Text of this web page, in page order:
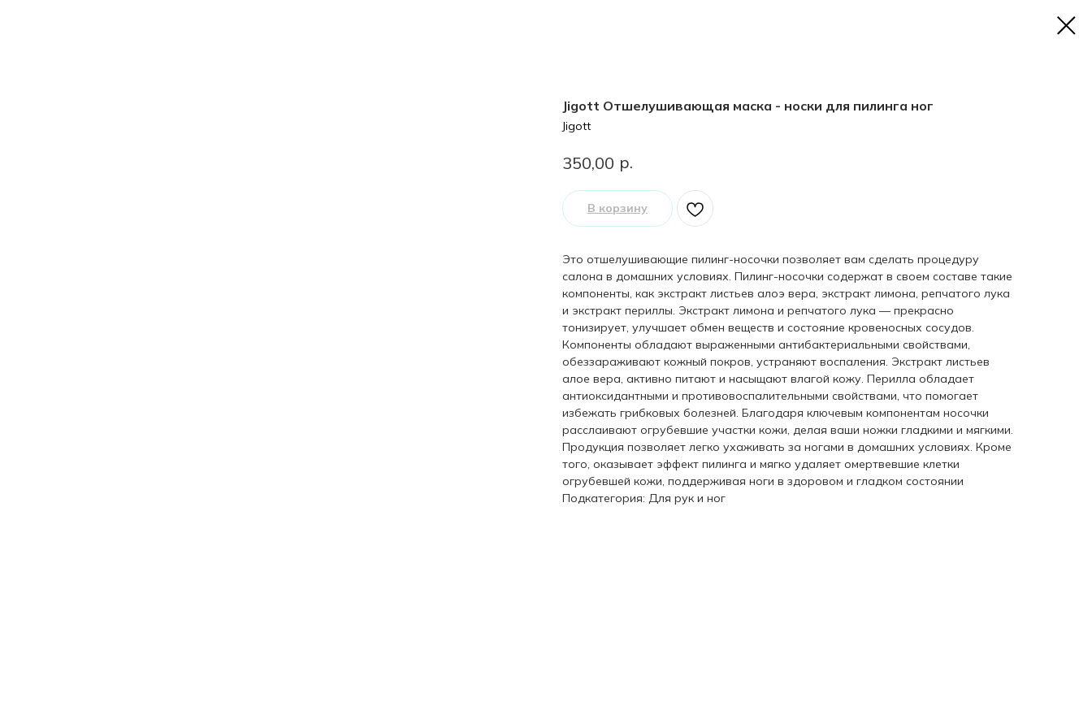
Jigott Отшелушивающая маска - носки для пилинга ног
Jigott
350,00 р.
В корзину
Это отшелушивающие пилинг-носочки позволяет вам сделать процедуру
салона в домашних условиях. Пилинг-носочки содержат в своем составе такие
компоненты, как экстракт листьев алоэ вера, экстракт лимона, репчатого лука
и экстракт периллы. Экстракт лимона и репчатого лука — прекрасно
тонизирует, улучшает обмен веществ и состояние кровеносных сосудов.
Компоненты обладают выраженными антибактериальными свойствами,
обеззараживают кожный покров, устраняют воспаления. Экстракт листьев
алое вера, активно питают и насыщают влагой кожу. Перилла обладает
антиоксидантными и противовоспалительными свойствами, что помогает
избежать грибковых болезней. Благодаря ключевым компонентам носочки
расслаивают огрубевшие участки кожи, делая ваши ножки гладкими и мягкими.
Продукция позволяет легко ухаживать за ногами в домашних условиях. Кроме
того, оказывает эффект пилинга и мягко удаляет омертвевшие клетки
огрубевшей кожи, поддерживая ноги в здоровом и гладком состоянии
Подкатегория: Для рук и ног